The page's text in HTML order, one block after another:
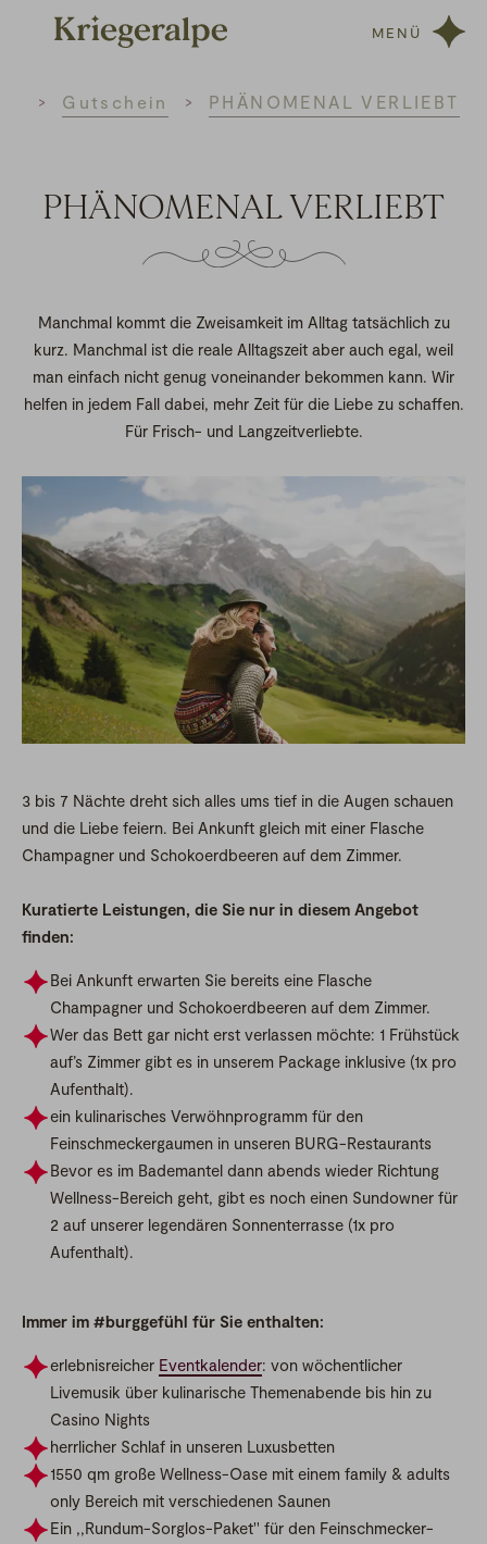
MENÜ
HomeGutschein PHÄNOMENAL VERLIEBT
PHÄNOMENAL VERLIEBT
Manchmal kommt die Zweisamkeit im Alltag tatsächlich zu
kurz. Manchmal ist die reale Alltagszeit aber auch egal, weil
man einfach nicht genug voneinander bekommen kann. Wir
helfen in jedem Fall dabei, mehr Zeit für die Liebe zu schaffen.
Für Frisch- und Langzeitverliebte.
3 bis 7 Nächte dreht sich alles ums tief in die Augen schauen
und die Liebe feiern. Bei Ankunft gleich mit einer Flasche
Champagner und Schokoerdbeeren auf dem Zimmer.
Kuratierte Leistungen, die Sie nur in diesem Angebot
finden:
Bei Ankunft erwarten Sie bereits eine Flasche
Champagner und Schokoerdbeeren auf dem Zimmer.
Wer das Bett gar nicht erst verlassen möchte: 1 Frühstück
auf’s Zimmer gibt es in unserem Package inklusive (1x pro
Aufenthalt).
ein kulinarisches Verwöhnprogramm für den
Feinschmeckergaumen in unseren BURG-Restaurants
Bevor es im Bademantel dann abends wieder Richtung
Wellness-Bereich geht, gibt es noch einen Sundowner für
2 auf unserer legendären Sonnenterrasse (1x pro
Aufenthalt).
Immer im #burggefühl für Sie enthalten:
erlebnisreicher Eventkalender: vonwöchentlicher
Livemusik über kulinarische Themenabende bis hin zu
Casino Nights
herrlicher Schlaf in unseren Luxusbetten
1550 qm große Wellness-Oase mit einem family & adults
only Bereich mit verschiedenen Saunen
Ein ,,Rundum-Sorglos-Paket'' für den Feinschmecker-